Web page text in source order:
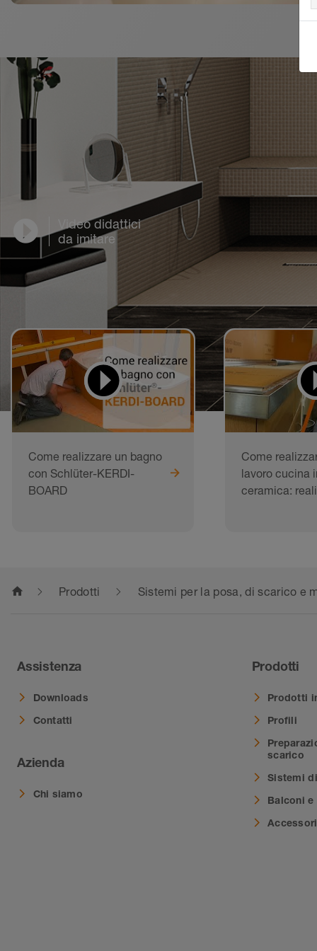
Video didattici
da imitare
Come realizzare un bagno
con Schlüter-KERDI-
BOARD
Come
lavoro cucina
ceramica:
home Prodotti Sistemi per la posa, di scarico e
Assistenza
Downloads
Contatti
Azienda
Chi siamo
Prodotti
Prodotti
Profili
scarico
Sistemi
Balconi e
Accessori